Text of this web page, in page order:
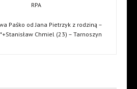
RPA
Paśko od Jana Pietrzyk z rodziną –
Chmiel (23) – Tarnoszyn